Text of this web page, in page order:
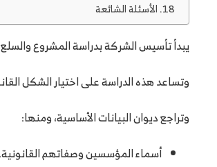
الأسئلة الشائعة
يبدأ تأسيس الشركة بدراسة المشروع
وتساعد هذه الدراسة على اختيار الشكل
وتراجع ديوان البيانات الأساسية، ومنها:
أسماء المؤسسين وصفاتهم القانونية.